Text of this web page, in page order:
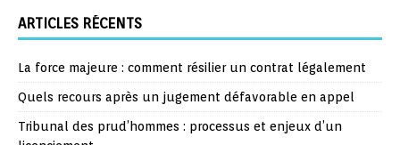
ARTICLES RÉCENTS
La force majeure : comment résilier un contrat légalement
Quels recours après un jugement défavorable en appel
Tribunal des prud’hommes : processus et enjeux d’un